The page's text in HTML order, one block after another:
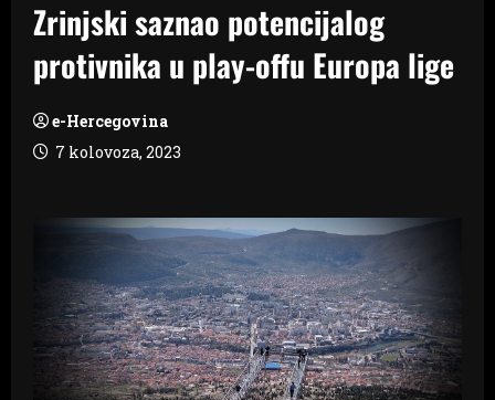
Zrinjski saznao potencijalog
protivnika u play-offu Europa lige
e-Hercegovina
7 kolovoza, 2023